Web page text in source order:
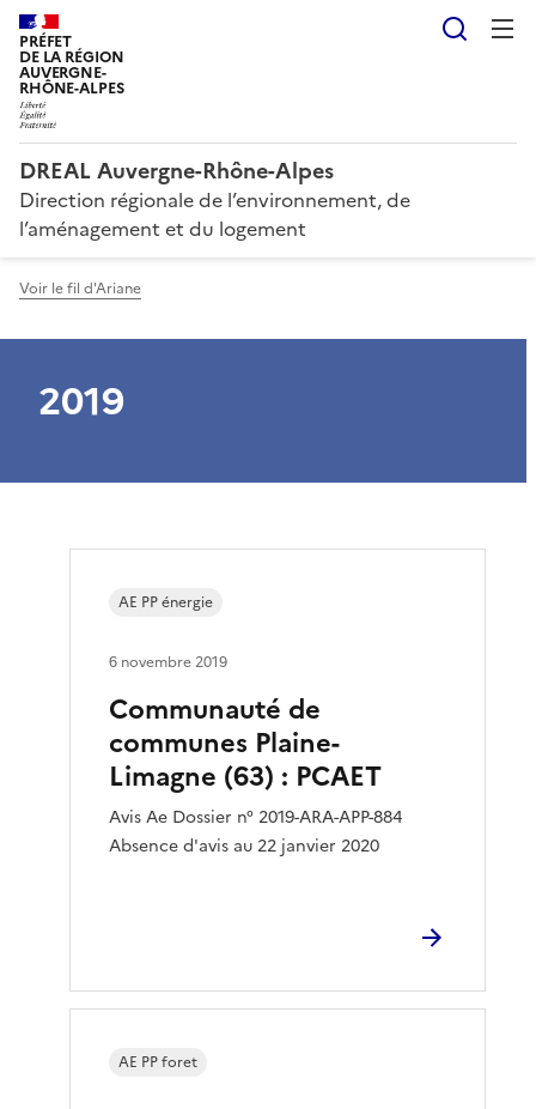
PRÉFET
DE LA RÉGION
AUVERGNE-
RHÔNE-ALPES
DREAL Auvergne-Rhône-Alpes
Direction régionale de l’environnement, de
l’aménagement et du logement
Voir le fil d'Ariane
2019
Communauté de
communes Plaine-
Limagne (63) : PCAET
Avis Ae Dossier n° 2019-ARA-APP-884
Absence d'avis au 22 janvier 2020
AE PP énergie
6 novembre 2019
AE PP foret